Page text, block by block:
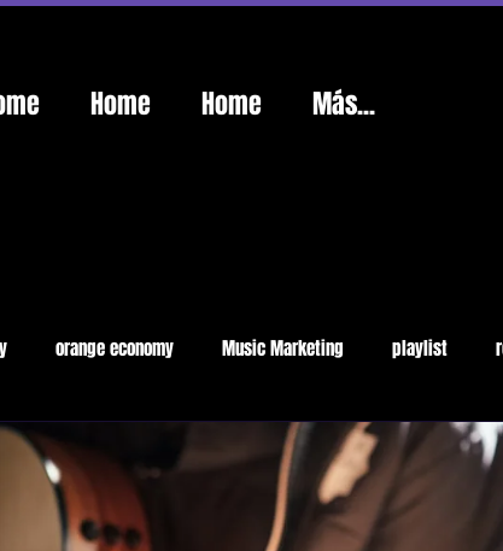
Home Home Más...
orange economy Music Marketing playlist